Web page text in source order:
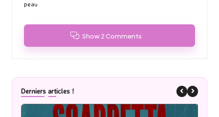
peau
Show 2 Comments
Derniers articles !